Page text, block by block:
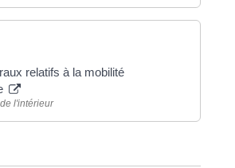
relatifs à la mobilité
l'intérieur